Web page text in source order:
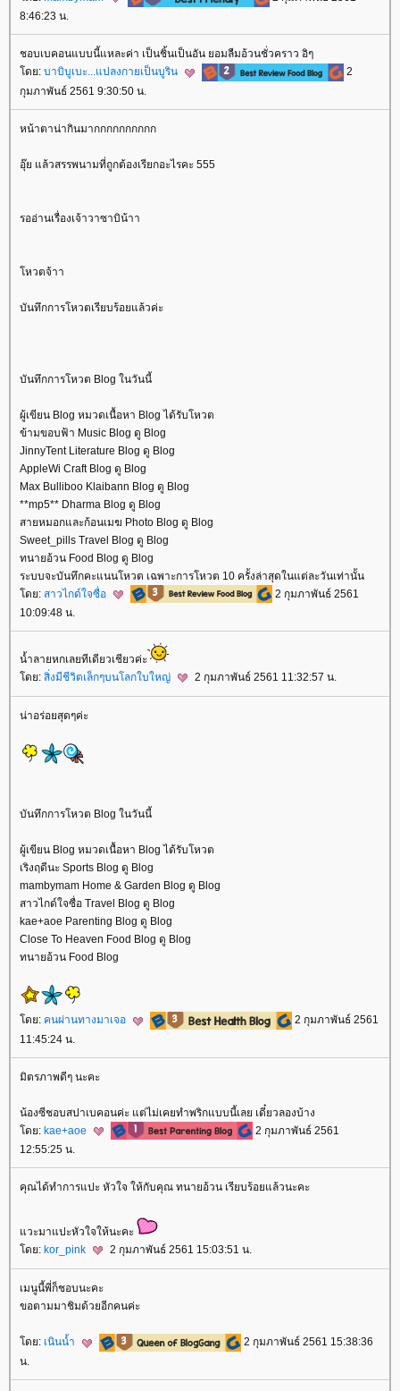
8:46:23 น.
ชอบเบคอนแบบนี้แหละค่า เป็นชิ้นเป็นอัน ยอมลืมอ้วนชั่วคราว อิๆ
ดย: บาบิบูเบะ...แปลงกายเป็นบูริน
2
กุมภาพันธ์ 2561 9:30:50 น.
หน้าตาน่ากินมากกกกกกกกกก
อุ๊ย แล้วสรรพนามที่ถูกต้องเรียกอะไรคะ 555
รออ่านเรื่องเจ้าวาซาบิน้าา
หวตจ้าา
บันทึกการโหวตเรียบร้อยแล้วค่ะ
บันทึกการโหวต Blog ในวันนี้
ผู้เขียน Blog หมวดเนื้อหา Blog ได้รับโหวต
ข้ามขอบฟ้า Music Blog ดู Blog
JinnyTent Literature Blog ดู Blog
AppleWi Craft Blog ดู Blog
Max Bulliboo Klaibann Blog ดู Blog
**mp5** Dharma Blog ดู Blog
สายหมอกและก้อนเมฆ Photo Blog ดู Blog
Sweet_pills Travel Blog ดู Blog
ทนายอ้วน Food Blog ดู Blog
ระบบจะบันทึกคะแนนโหวต เฉพาะการโหวต 10 ครั้งล่าสุดในแต่ละวันเท่านั้น
ดย: สาวไกด์ใจซื่อ
2 กุมภาพันธ์ 2561
10:09:48 น.
น้ำลายหกเลยทีเดียวเชียวค่ะ
ดย: สิ่งมีชีวิตเล็กๆบนโลกใบใหญ่ 2 กุมภาพันธ์ 2561 11:32:57 น.
น่าอร่อยสุดๆค่ะ
บันทึกการโหวต Blog ในวันนี้
ผู้เขียน Blog หมวดเนื้อหา Blog ได้รับโหวต
เริงฤดีนะ Sports Blog ดู Blog
mambymam Home & Garden Blog ดู Blog
สาวไกด์ใจซื่อ Travel Blog ดู Blog
kae+aoe Parenting Blog ดู Blog
Close To Heaven Food Blog ดู Blog
ทนายอ้วน Food Blog
ดย: คนผ่านทางมาเจอ
2 กุมภาพันธ์ 2561
11:45:24 น.
มิตรภาพดีๆ นะคะ
น้องซีชอบสปาเบคอนค่ะ แต่ไม่เคยทำพริกแบบนี้เลย เดี๋ยวลองบ้าง
ดย: kae+aoe
2 กุมภาพันธ์ 2561
12:55:25 น.
คุณได้ทำการแปะ หัวใจ ให้กับคุณ ทนายอ้วน เรียบร้อยแล้วนะคะ
วะมาแปะหัวใจให้นะคะ
ดย: kor_pink 2 กุมภาพันธ์ 2561 15:03:51 น.
เมนูนี้พี่ก็ชอบนะคะ
ขอตามมาชิมด้วยอีกคนค่ะ
ดย: เนินน้ำ
2 กุมภาพันธ์ 2561 15:38:36
น.